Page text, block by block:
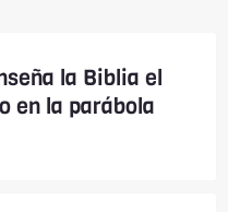
la Biblia el
en la parábola